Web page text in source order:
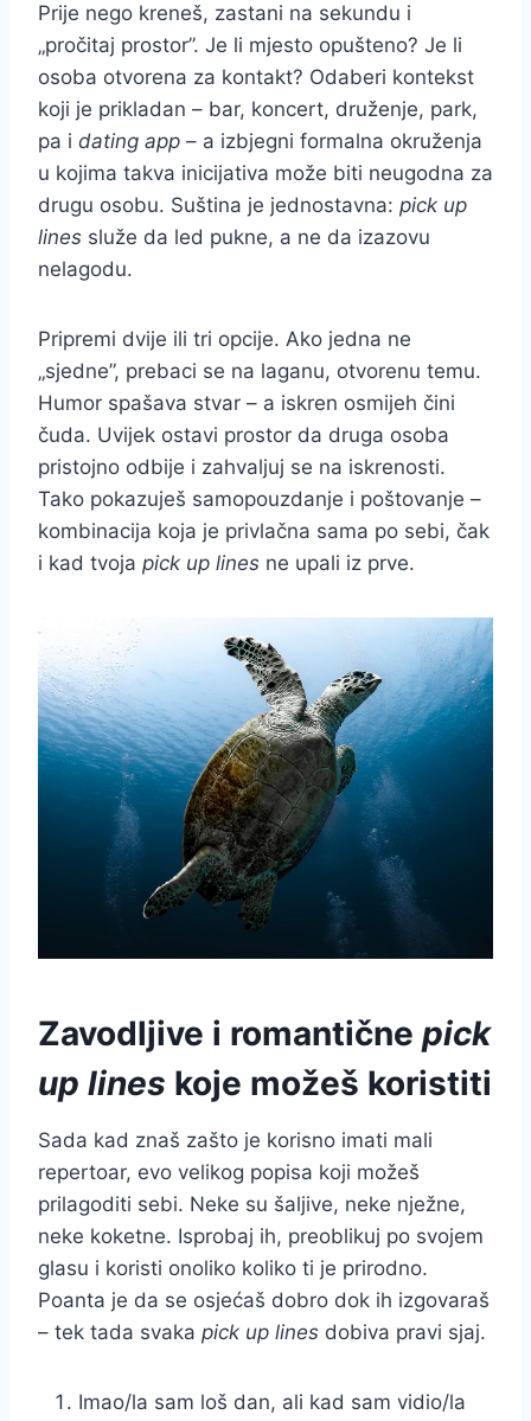
Prije nego kreneš, zastani na sekundu i
„pročitaj prostor”. Je li mjesto opušteno? Je li
osoba otvorena za kontakt? Odaberi kontekst
koji je prikladan – bar, koncert, druženje, park,
pa i dating app – a izbjegni formalna okruženja
u kojima takva inicijativa može biti neugodna za
drugu osobu. Suština je jednostavna: pick up
lines služe da led pukne, a ne da izazovu
nelagodu.
Pripremi dvije ili tri opcije. Ako jedna ne
„sjedne”, prebaci se na laganu, otvorenu temu.
Humor spašava stvar – a iskren osmijeh čini
čuda. Uvijek ostavi prostor da druga osoba
pristojno odbije i zahvaljuj se na iskrenosti.
Tako pokazuješ samopouzdanje i poštovanje –
kombinacija koja je privlačna sama po sebi, čak
i kad tvoja pick up lines ne upali iz prve.
Zavodljive i romantične pick
up lines koje možeš koristiti
Sada kad znaš zašto je korisno imati mali
repertoar, evo velikog popisa koji možeš
prilagoditi sebi. Neke su šaljive, neke nježne,
neke koketne. Isprobaj ih, preoblikuj po svojem
glasu i koristi onoliko koliko ti je prirodno.
Poanta je da se osjećaš dobro dok ih izgovaraš
– tek tada svaka pick up lines dobiva pravi sjaj.
Imao/la sam loš dan, ali kad sam vidio/la